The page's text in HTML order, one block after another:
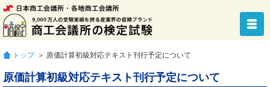
トップ ＞ 原価計算初級対応テキスト刊行予定について
原価計算初級対応テキスト刊行予定について